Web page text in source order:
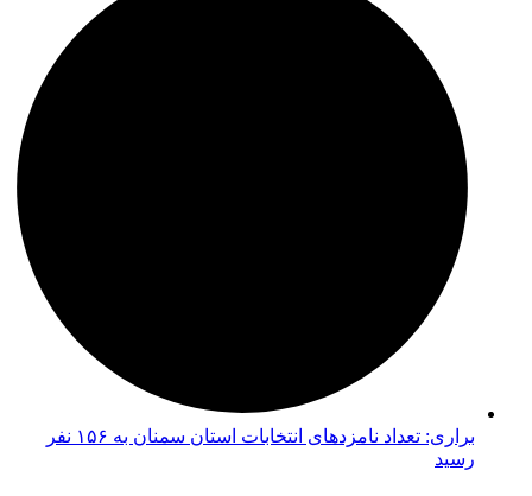
براری: تعداد نامزدهای انتخابات استان سمنان به ۱۵۶ نفر
رسید